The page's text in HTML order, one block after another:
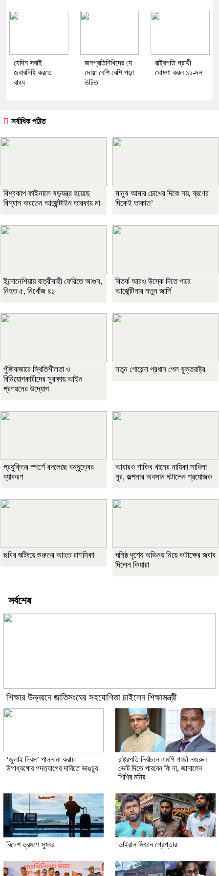
যেদিন সবাই
জবাবদিহি করতে
বাধ্য
জনপ্রতিনিধিদের যে
দোয়া বেশি বেশি পড়া
উচিত
রাষ্ট্রপতি প্রার্থী
ঘোষণা করল ১১-দল
সর্বাধিক পঠিত
বিশ্বকাপ ফাইনালে ষড়যন্ত্র হয়েছে
বিশ্বাস করতেন আর্জেন্টাইন তারকার মা
মানুষ আমার চোখের দিকে নয়, ব্রণের
দিকেই তাকাত’
ইন্দোনেশিয়ায় যাত্রীবাহী ফেরিতে আগুন,
নিহত ৫, নিখোঁজ ৪১
বিতর্ক আরও উস্কে দিতে পারে
আর্জেন্টিনার নতুন জার্সি
পুঁজিবাজারে স্থিতিশীলতা ও
বিনিয়োগকারীদের সুরক্ষায় আইন
প্রণয়নের উদ্যোগ
নতুন গোয়েন্দা প্রধান পেল যুক্তরাষ্ট্র
প্রযুক্তির স্পর্শে বদলেছে বন্ধুত্বের
ব্যাকরণ
আবারও শাকিব খানের নায়িকা সাবিলা
নূর, জল্পনার অবসান ঘটালেন প্রযোজক
ছবির শুটিংয়ে গুরুতর আহত রাশমিকা
ঘনিষ্ঠ দৃশ্যে অভিনয় নিয়ে কটাক্ষের জবাব
দিলেন কিয়ারা
সর্বশেষ
শিক্ষার উন্নয়নে জাতিসংঘের সহযোগিতা চাইলেন শিক্ষামন্ত্রী
‘জুলাই দিবস’ পালন না করায়
উপাধ্যক্ষের পদত্যাগের দাবিতে ভাঙচুর
রাষ্ট্রপতি নির্বাচনে এমপি গাজী নজরুল
ভোট দিতে পারবেন কি না, জানালেন
শিশির মনির
বিদেশ ভ্রমণে সুখবর ভাইরাল মিজান গ্রেপ্তার